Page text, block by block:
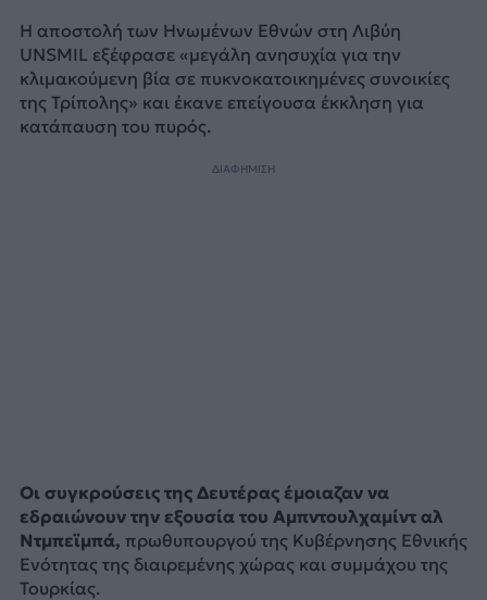
Η αποστολή των Ηνωμένων Εθνών στη Λιβύη
UNSMIL εξέφρασε «μεγάλη ανησυχία για την
κλιμακούμενη βία σε πυκνοκατοικημένες συνοικίες
της Τρίπολης» και έκανε επείγουσα έκκληση για
κατάπαυση του πυρός.
ΔΙΑΦΗΜΙΣΗ
Οι συγκρούσεις της Δευτέρας έμοιαζαν να
εδραιώνουν την εξουσία του Αμπντουλχαμίντ αλ
Ντμπεϊμπά, πρωθυπουργού της Κυβέρνησης Εθνικής
Ενότητας της διαιρεμένης χώρας και συμμάχου της
Τουρκίας.